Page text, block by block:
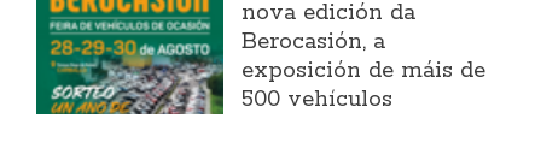
nova edición da
Berocasión, a
exposición de máis de
500 vehículos